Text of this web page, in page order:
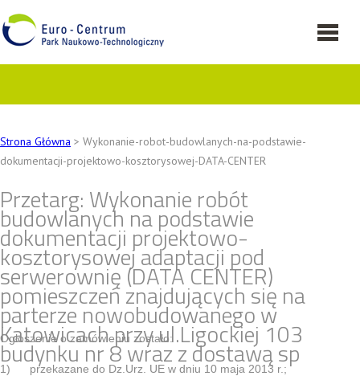
Strona Główna > Wykonanie-robot-budowlanych-na-podstawie-
dokumentacji-projektowo-kosztorysowej-DATA-CENTER
Przetarg: Wykonanie robót
budowlanych na podstawie
dokumentacji projektowo-
kosztorysowej adaptacji pod
serwerownię (DATA CENTER)
pomieszczeń znajdujących się na
parterze nowobudowanego w
Katowicach przy ul.Ligockiej 103
budynku nr 8 wraz z dostawą sp
Ogłoszenie o zamówieniu zostało:
1) przekazane do Dz.Urz. UE w dniu 10 maja 2013 r.;